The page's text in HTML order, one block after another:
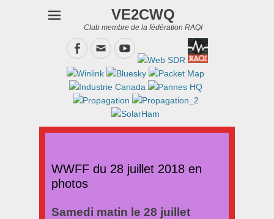
VE2CWQ
Club membre de la fédération RAQI
Facebook
EmailYouTube
WWFF du 28 juillet 2018 en
photos
Samedi matin le 28 juillet